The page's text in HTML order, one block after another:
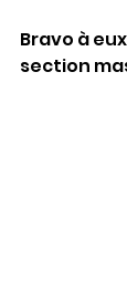
Bravo à
section